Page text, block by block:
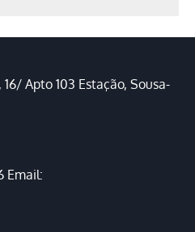
Apto 103 Estação, Sousa-
Email: